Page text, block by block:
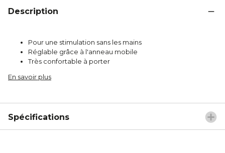
Description
Pour une stimulation sans les mains
Réglable grâce à l'anneau mobile
Très confortable à porter
En savoir plus
Spécifications